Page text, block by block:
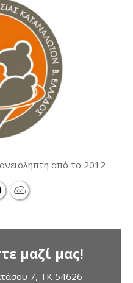
από το 2012
μαζί μας!
7, TK 54626